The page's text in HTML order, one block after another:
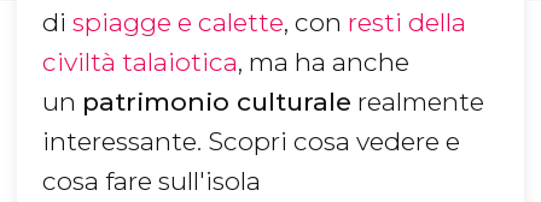
di spiagge e calette, con resti della
civiltà talaiotica, ma ha anche
un patrimonio culturale realmente
interessante. Scopri cosa vedere e
cosa fare sull'isola